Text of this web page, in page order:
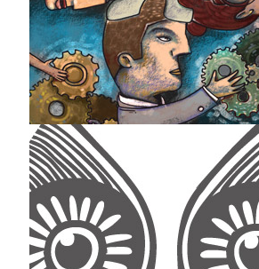
Performance Factor